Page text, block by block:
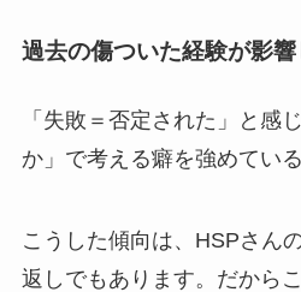
過去の傷ついた経験が影
「失敗＝否定された」と感
か」で考える癖を強めている
こうした傾向は、HSPさん
返しでもあります。だから